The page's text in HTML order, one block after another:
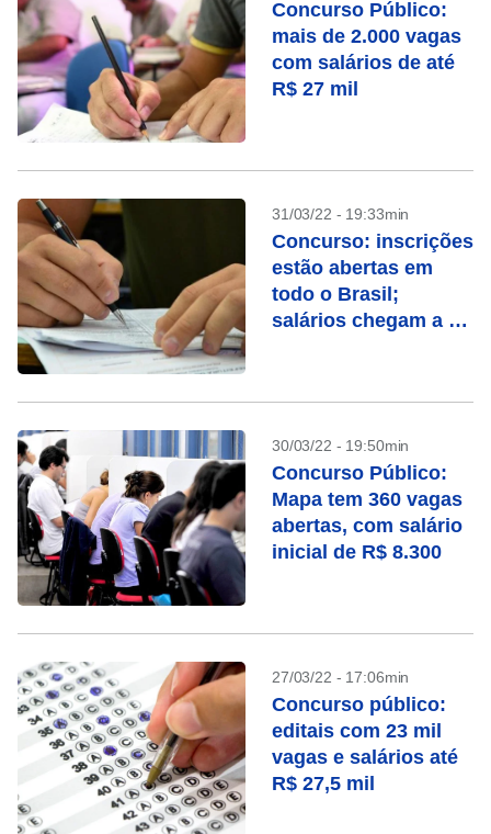
Concurso Público:
mais de 2.000 vagas
com salários de até
R$ 27 mil
31/03/22 - 19:33min
Concurso: inscrições
estão abertas em
todo o Brasil;
salários chegam a R$
30/03/22 - 19:50min
Concurso Público:
Mapa tem 360 vagas
abertas, com salário
inicial de R$ 8.300
27/03/22 - 17:06min
Concurso público:
editais com 23 mil
vagas e salários até
R$ 27,5 mil